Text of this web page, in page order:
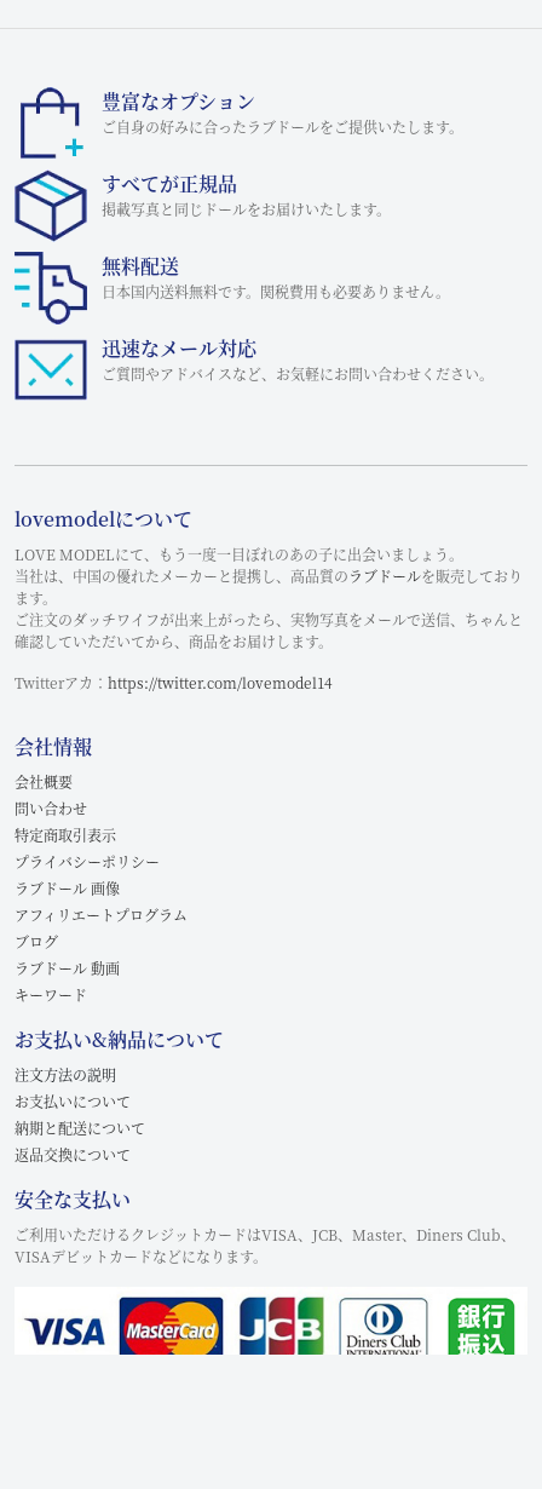
豊富なオプション
ご自身の好みに合ったラブドールをご提供いたします。
すべてが正規品
掲載写真と同じドールをお届けいたします。
無料配送
日本国内送料無料です。関税費用も必要ありません。
迅速なメール対応
ご質問やアドバイスなど、お気軽にお問い合わせください。
lovemodelについて
LOVE MODELにて、もう一度一目ぼれのあの子に出会いましょう。
当社は、中国の優れたメーカーと提携し、高品質のラブドールを販売しており
ます。
ご注文のダッチワイフが出来上がったら、実物写真をメールで送信、ちゃんと
確認していただいてから、商品をお届けします。
Twitterアカ： https://twitter.com/lovemodel14
会社情報
会社概要
問い合わせ
特定商取引表示
プライバシーポリシー
ラブドール 画像
アフィリエートプログラム
ブログ
ラブドール 動画
キーワード
お支払い&納品について
注文方法の説明
お支払いについて
納期と配送について
返品交換について
安全な支払い
ご利用いただけるクレジットカードはVISA、JCB、Master、Diners Club、
VISAデビットカードなどになります。